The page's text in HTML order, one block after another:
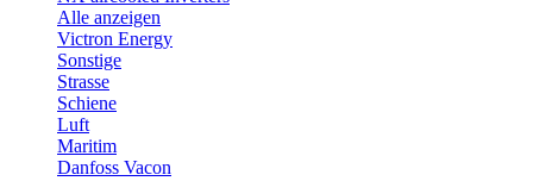
Alle anzeigen
Victron Energy
Sonstige
Strasse
Schiene
Luft
Maritim
Danfoss Vacon